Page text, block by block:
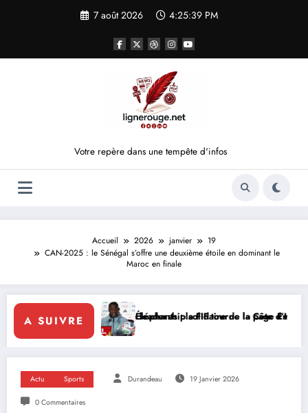
7 août 2026 4:25:39 PM
Votre repère dans une tempête d'infos
Accueil 2026 janvier
19
CAN-2025 : le Sénégal s’offre une deuxième étoile en dominant le
Maroc en finale
A SUIVRE
le leadership solidaire de la Côte d’Ivoire en Afrique
Éléphants : la FIF tourne la page Emerse Faé Diplomatie
Actu Sports Durandeau 19 Janvier 2026
0 Commentaires